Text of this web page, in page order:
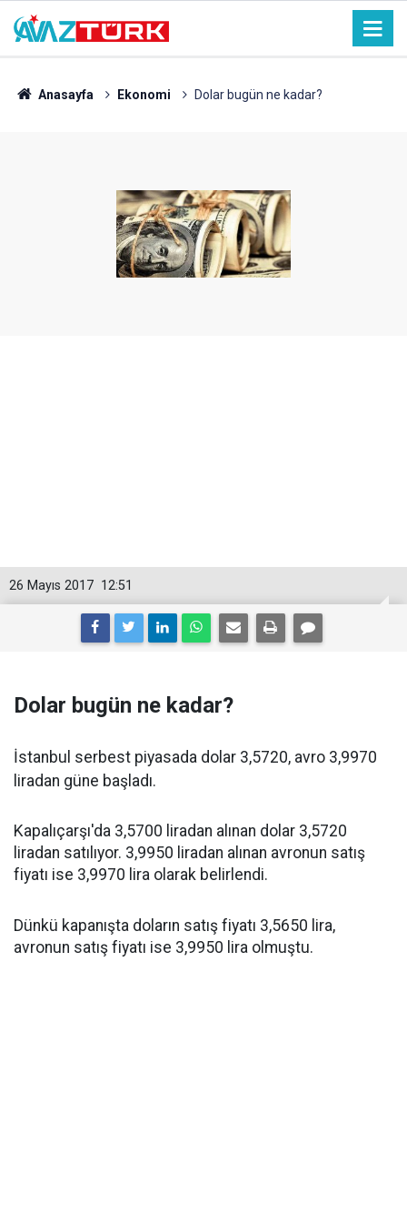
Anasayfa Ekonomi Dolar bugün ne kadar?
12:51
26 Mayıs 2017
Dolar bugün ne kadar?
İstanbul serbest piyasada dolar 3,5720, avro 3,9970
liradan güne başladı.
Kapalıçarşı'da 3,5700 liradan alınan dolar 3,5720
liradan satılıyor. 3,9950 liradan alınan avronun satış
fiyatı ise 3,9970 lira olarak belirlendi.
Dünkü kapanışta doların satış fiyatı 3,5650 lira,
avronun satış fiyatı ise 3,9950 lira olmuştu.